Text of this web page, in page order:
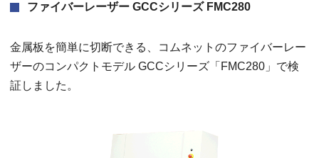
ファイバーレーザー GCCシリーズ FMC280
金属板を簡単に切断できる、コムネットのファイバーレー
ザーのコンパクトモデル GCCシリーズ「FMC280」で検
証しました。